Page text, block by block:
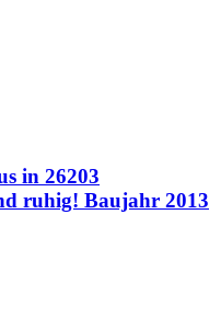
in 26203
ruhig! Baujahr 2013